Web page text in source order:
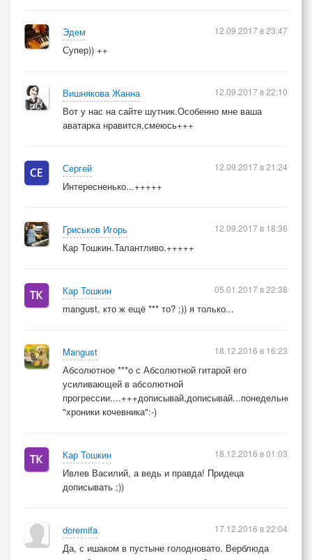
Эдем
Супер)) ++
12.09.2017 в 23:47
Вишнякова Жанна
Вот у нас на сайте шутник.Особенно мне ваша
аватарка нравится,смеюсь+++
12.09.2017 в 22:10
Сергей
Интересненько...+++++
12.09.2017 в 21:24
Гриськов Игорь
Кар Тошкин.Талантливо.+++++
12.09.2017 в 18:36
Кар Тошкин
mangust, кто ж ещё *** то? ;)) я только...
05.01.2017 в 22:38
Mangust
Абсолютное ***о с Абсолютной гитарой его
усиливающей в абсолютной
"хроники кочевника":-)
18.12.2016 в 16:23
Кар Тошкин
Ивлев Василий, а ведь и правда! Придеца
дописывать ;))
18.12.2016 в 01:03
doremifa
Да, с ишаком в пустыне голодновато. Верблюда
17.12.2016 в 22:04